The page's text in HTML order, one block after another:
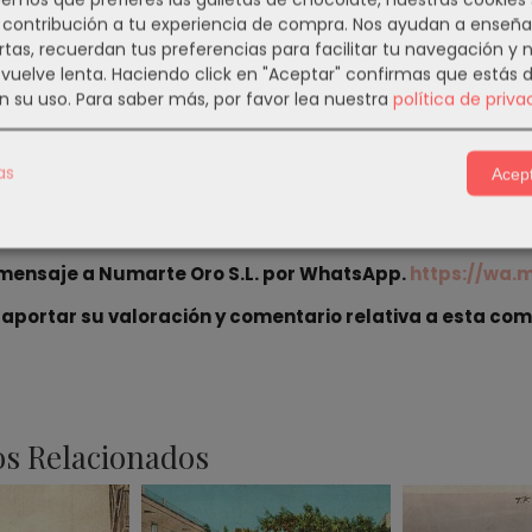
envíos son carta certificada con numero de
por ordinario ni contra reembolso.
de Canarias
nuetra pagina web
https://numarteorosl.com
a Numarte Oro S.L. por WhatsApp.https://
aportar su valoración y comentario relativa a esta
Relacionados
a tu experiencia de compra. Nos ayudan a
recuerdan tus preferencias para facilitar tu navegación y
lenta. Haciendo click en "Aceptar" confirmas que estás
su uso. Para saber más, por favor lea nuestra política de